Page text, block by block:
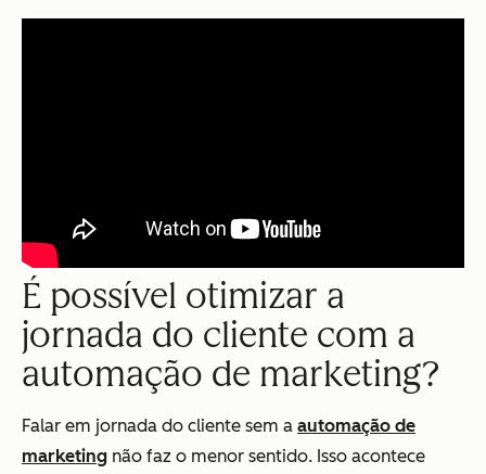
É possível otimizar a
jornada do cliente com a
automação de marketing?
Falar em jornada do cliente sem a automação de
marketing não faz o menor sentido. Isso acontece